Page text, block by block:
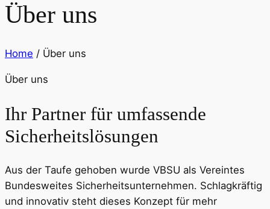
Über uns
Home / Über uns
Über uns
Ihr Partner für umfassende
Sicherheitslösungen
Aus der Taufe gehoben wurde VBSU als Vereintes
Bundesweites Sicherheitsunternehmen. Schlagkräftig
und innovativ steht dieses Konzept für mehr